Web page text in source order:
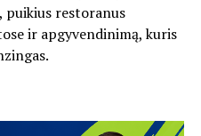
puikius restoranus
ir apgyvendinimą, kuris